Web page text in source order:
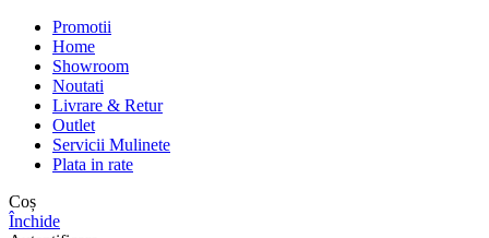
Promotii
Home
Showroom
Noutati
Livrare & Retur
Outlet
Servicii Mulinete
Plata in rate
Coș
Închide